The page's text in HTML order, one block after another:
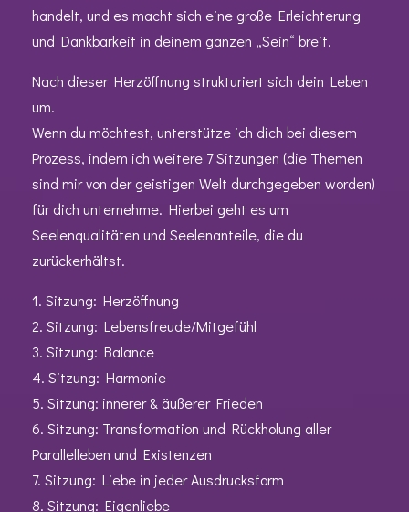
handelt, und es macht sich eine große Erleichterung
und Dankbarkeit in deinem ganzen „Sein“ breit.
Nach dieser Herzöffnung strukturiert sich dein Leben
um.
Wenn du möchtest, unterstütze ich dich bei diesem
Prozess, indem ich weitere 7 Sitzungen (die Themen
sind mir von der geistigen Welt durchgegeben worden)
für dich unternehme. Hierbei geht es um
Seelenqualitäten und Seelenanteile, die du
zurückerhältst.
1. Sitzung: Herzöffnung
2. Sitzung: Lebensfreude/Mitgefühl
3. Sitzung: Balance
4. Sitzung: Harmonie
5. Sitzung: innerer & äußerer Frieden
6. Sitzung: Transformation und Rückholung aller
Parallelleben und Existenzen
7. Sitzung: Liebe in jeder Ausdrucksform
8. Sitzung: Eigenliebe